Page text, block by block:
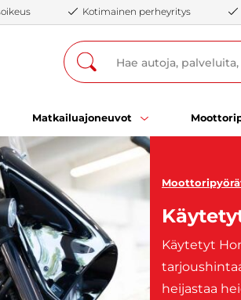
Kotimainen perheyritys
Matkailuajoneuvot
Käytetyt
heijastaa